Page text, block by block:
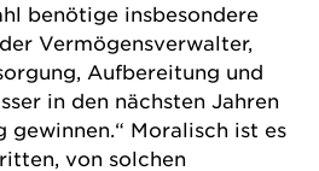
benötige insbesondere
Vermögensverwalter,
Aufbereitung und
in den nächsten Jahren
gewinnen.“ Moralisch ist es
von solchen